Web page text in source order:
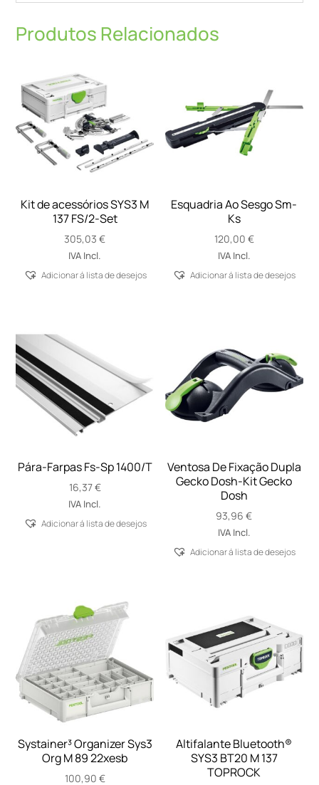
Produtos Relacionados
Kit de acessórios SYS3 M
137 FS/2-Set
305,03€
IVA Incl.
Adicionar á lista de desejos
Esquadria Ao Sesgo Sm-
Ks
120,00 €
IVA Incl.
Adicionar á lista de desejos
Pára-Farpas Fs-Sp 1400/T
16,37€
IVA Incl.
Adicionar á lista de desejos
Ventosa De Fixação Dupla
Gecko Dosh-Kit Gecko
Dosh
93,96€
IVA Incl.
Adicionar á lista de desejos
Systainer³ Organizer Sys3
Org M 89 22xesb
100,90 €
Altifalante Bluetooth®
SYS3 BT20 M 137
TOPROCK